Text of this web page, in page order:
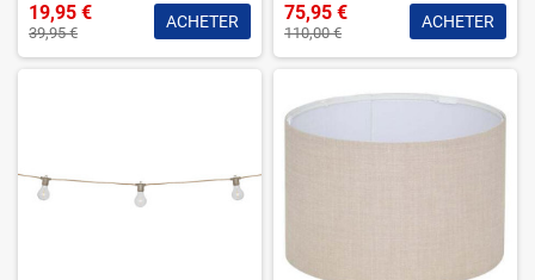
19,95 €
39,95 €
ACHETER 75,95 €
110,00 €
ACHETER